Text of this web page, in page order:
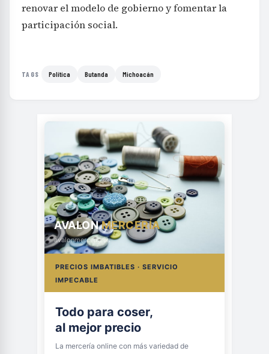
renovar el modelo de gobierno y fomentar la
participación social.
TAGS Política Butanda Michoacán
AVALONMERCERÍA
avalonmerceria.es
PRECIOS IMBATIBLES · SERVICIO
IMPECABLE
Todo para coser,
al mejor precio
La mercería online con más variedad de